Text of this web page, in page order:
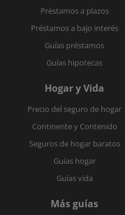
Préstamos a plazos
Préstamos a bajo interés
Guías préstamos
Guías hipotecas
Hogar y Vida
Precio del seguro de hogar
Continente y Contenido
Seguros de hogar baratos
Guías hogar
Guías vida
Más guías